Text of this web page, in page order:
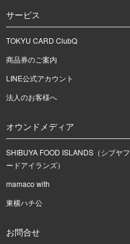
サービス
TOKYU CARD ClubQ
商品券のご案内
LINE公式アカウント
法人のお客様へ
オウンドメディア
SHIBUYA FOOD ISLANDS（シブヤフ
ードアイランズ）
mamaco with
東横ハチ公
お問合せ